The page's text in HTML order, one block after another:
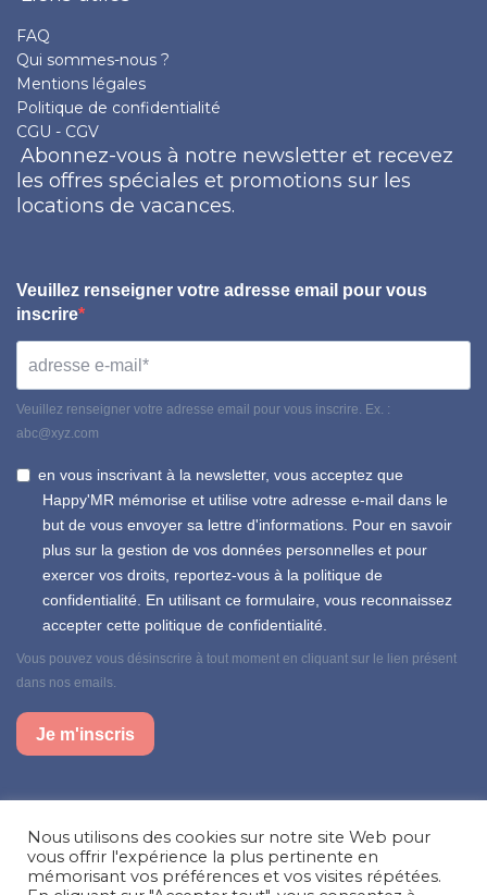
FAQ
Qui sommes-nous ?
Mentions légales
Politique de confidentialité
CGU - CGV
Abonnez-vous à notre newsletter et recevez
les offres spéciales et promotions sur les
locations de vacances.
Veuillez renseigner votre adresse email pour vous
inscrire
Veuillez renseigner votre adresse email pour vous inscrire. Ex. :
abc@xyz.com
en vous inscrivant à la newsletter, vous acceptez que
Happy'MR mémorise et utilise votre adresse e-mail dans le
but de vous envoyer sa lettre d'informations. Pour en savoir
plus sur la gestion de vos données personnelles et pour
exercer vos droits, reportez-vous à la politique de
confidentialité. En utilisant ce formulaire, vous reconnaissez
accepter cette politique de confidentialité.
Vous pouvez vous désinscrire à tout moment en cliquant sur le lien présent
dans nos emails.
Je m'inscris
Facebook
Instagram
LinkedIn
Nous utilisons des cookies sur notre site Web pour
vous offrir l'expérience la plus pertinente en
mémorisant vos préférences et vos visites répétées.